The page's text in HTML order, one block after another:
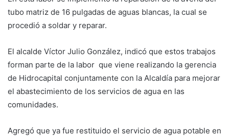
tubo matriz de 16 pulgadas de aguas blancas, la cual se
procedió a soldar y reparar.
El alcalde Víctor Julio González, indicó que estos trabajos
forman parte de la labor que viene realizando la gerencia
de Hidrocapital conjuntamente con la Alcaldía para mejorar
el abastecimiento de los servicios de agua en las
comunidades.
Agregó que ya fue restituido el servicio de agua potable en